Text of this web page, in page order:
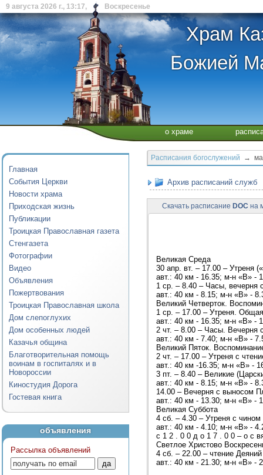
9 августа 2026 г., 13:17, Воскресенье
Храм
Божией
о храме
Главная
События Церкви
Новости храма
Приходская жизнь
Публикации
Троицкая Православная газета
Стенгазета
Фотографии
Видео
Объявления
Пожертвования
Троицкая Православная школа
Дом слепоглухих
Дом особенных людей
Казачья община
Благотворительная помощь
воинам в госпиталях и в
Новороссии
Киностудия Дорога
Гостевая книга
объявления
Рассылка объявлений
Расписания богослужений →
Архив расписаний служб
Скачать расписание DOC на
Великая Среда
30 апр. вт. – 17.00 – Утреня
авт.: 40 км - 16.35; м-н «В» -
1 ср. – 8.40 – Часы, вечерня
авт.: 40 км - 8.15; м-н «В» -
Великий Четверток.
1 ср. – 17.00 – Утреня.
авт.: 40 км - 16.35; м-н «В» -
2 чт. – 8.00 – Часы. Вечерня
авт.: 40 км - 7.40; м-н «В» -
Великий Пяток.
2 чт. – 17.00 – Утреня с
авт.: 40 км -16.35; м-н «В» -
3 пт. – 8.40 – Великие
авт.: 40 км - 8.15; м-н «В» -
14.00 – Вечерня с выносом
авт.: 40 км - 13.30; м-н «В» -
Великая Суббота
4 сб. – 4.30 – Утреня с
авт.: 40 км - 4.10; м-н «В» -
с 1 2 . 0 0 д о 1 7 . 0 0 – о с
Светлое Христово
4 сб. – 22.00 – чтение
авт.: 40 км - 21.30; м-н «В» -